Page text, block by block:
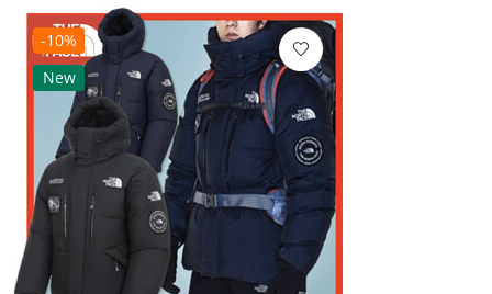
-10%
New